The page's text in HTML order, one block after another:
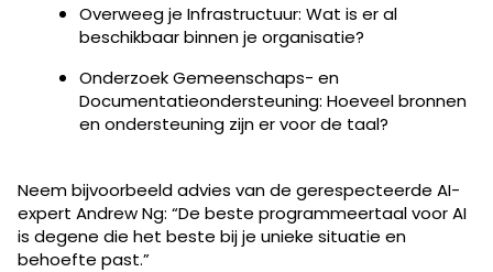
Overweeg je Infrastructuur: Wat is er al
beschikbaar binnen je organisatie?
Onderzoek Gemeenschaps- en
Documentatieondersteuning: Hoeveel bronnen
en ondersteuning zijn er voor de taal?
Neem bijvoorbeeld advies van de gerespecteerde AI-
expert Andrew Ng: “De beste programmeertaal voor AI
is degene die het beste bij je unieke situatie en
behoefte past.”